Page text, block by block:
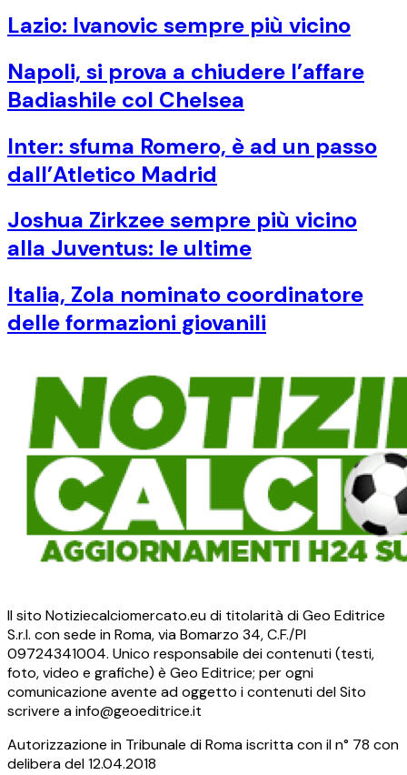
Lazio: Ivanovic sempre più vicino
Napoli, si prova a chiudere l’affare
Badiashile col Chelsea
Inter: sfuma Romero, è ad un passo
dall’Atletico Madrid
Joshua Zirkzee sempre più vicino
alla Juventus: le ultime
Italia, Zola nominato coordinatore
delle formazioni giovanili
Il sito Notiziecalciomercato.eu di titolarità di Geo Editrice
S.r.l. con sede in Roma, via Bomarzo 34, C.F./PI
09724341004. Unico responsabile dei contenuti (testi,
foto, video e grafiche) è Geo Editrice; per ogni
comunicazione avente ad oggetto i contenuti del Sito
scrivere a info@geoeditrice.it
Autorizzazione in Tribunale di Roma iscritta con il n° 78 con
delibera del 12.04.2018